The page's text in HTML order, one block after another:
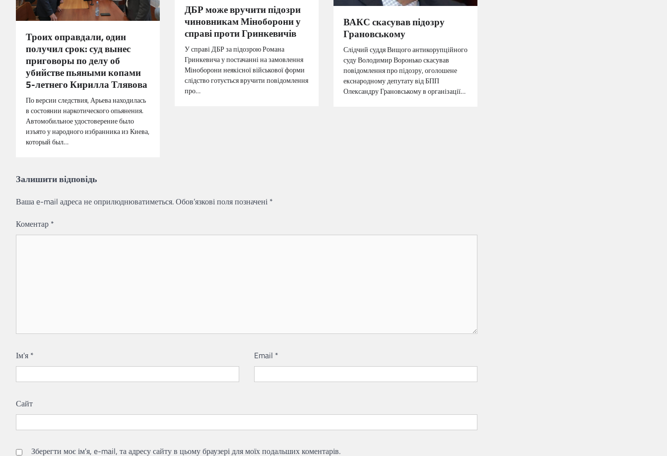
Троих оправдали, один
получил срок: суд вынес
приговоры по делу об
убийстве пьяными копами
5-летнего Кирилла Тлявова
По версии следствия, Арьева находилась
в состоянии наркотического опьянения.
Автомобильное удостоверение было
изъято у народного избранника из Киева,
который был…
ДБР може вручити підозри
чиновникам Міноборони у
справі проти Гринкевичів
У справі ДБР за підозрою Романа
Гринкевича у постачанні на замовлення
Міноборони неякісної військової форми
слідство готується вручити повідомлення
про…
ВАКС скасував підозру
Грановському
Слідчий суддя Вищого антикорупційного
суду Володимир Воронько скасував
повідомлення про підозру, оголошене
екснародному депутату від БПП
Олександру Грановському в організації…
Залишити відповідь
Ваша e-mail адреса не оприлюднюватиметься.Обов’язкові поля позначені *
Коментар *
Ім'я * Email *
Сайт
Зберегти моє ім'я, e-mail, та адресу сайту в цьому браузері для моїх подальших коментарів.